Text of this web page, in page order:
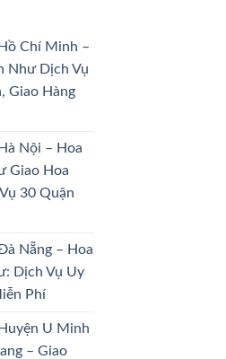
HOA KHAI
67 SẢN PHẨM
Chí Minh –
Như Dịch Vụ
Giao Hàng
Nội – Hoa
Giao Hoa
30 Quận
Nẵng – Hoa
Dịch Vụ Uy
Phí
U Minh
– Giao